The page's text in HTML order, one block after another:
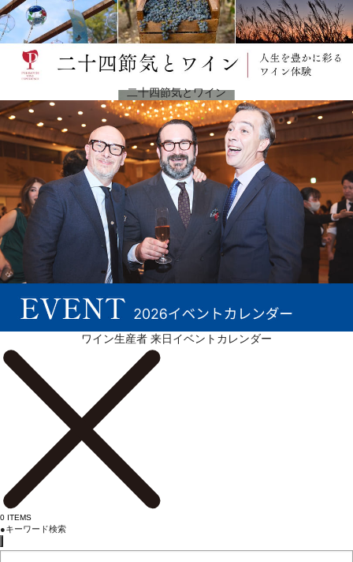
大しながら、葡萄畑で初の有機栽培の試みが行われました。今後数年かけて、ドメーヌ全体を有機
栽培のワイン造りに転換することを目標としています。現在、イヴとナディーヌの娘であるシャル
ロットとヴァレンティーヌは、両親とともにワイナリーで働いています。ヴァランティーヌはフラ
ンスをはじめ世界中を飛び回り、販売開拓に努めていて、シャルロットは、広報とワインツーリズ
ムを担当しています。
続きを表示 ▼
二十四節気とワイン
ワイン生産者 来日イベントカレンダー
0 ITEMS
●キーワード検索